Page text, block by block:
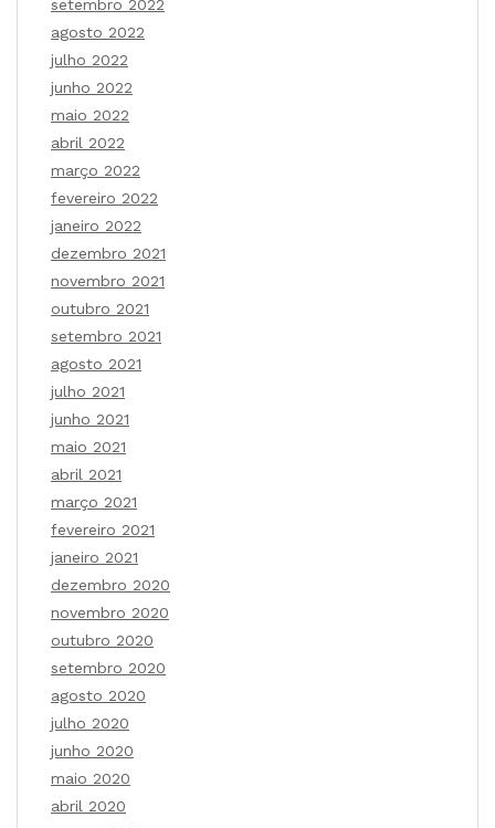
setembro 2022
agosto 2022
julho 2022
junho 2022
maio 2022
abril 2022
março 2022
fevereiro 2022
janeiro 2022
dezembro 2021
novembro 2021
outubro 2021
setembro 2021
agosto 2021
julho 2021
junho 2021
maio 2021
abril 2021
março 2021
fevereiro 2021
janeiro 2021
dezembro 2020
novembro 2020
outubro 2020
setembro 2020
agosto 2020
julho 2020
junho 2020
maio 2020
abril 2020